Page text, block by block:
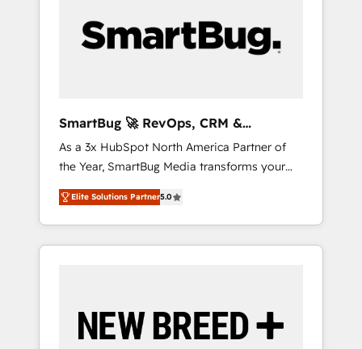
PMOとして主導。「設定の代行ではなく、設計
の責任」を引き受け、部門横断の統合・浸透・
Hubで一体提供。 ▸ 既存CRM・MAからの移行
支援：Salesforce・Marketo・Pardot等からの
移行、カスタム設計、履歴データ移行と活用設
計まで。 ▸ AEO対応：ChatGPT・Perplexity等
のAI検索からの流入・引用を前提にコンテンツ
HubSpotアワード受賞・HUGリーダー ✓
AI活用に関するご相談、現状整理の壁打ちな
ど、構想段階からお気軽にお問い合わせくださ
and Story to stop "accelerating a mess." ⚙️
Elite Engineering & AI Scalable Architecture:
agents, and high-integrity migrations for total
reporting clarity. Security & Compliance: SOC
2 Type I and HIPAA attested for enterprise-
grade data security. 🏆 Why Bluleadz? GTM
OS Partner | 16+ Years Experience | 1,000+
Five-Star Reviews
SmartBug 🚀 RevOps, CRM &
Integration Experts
As a 3x HubSpot North America Partner of
the Year, SmartBug Media transforms your
customer lifecycle into a revenue engine. Our
unified ecosystem includes specialized
divisions Globalia (AI & Software) and Point
Success Media (Paid Media), making this the
by Globalia’s technical development team. -
19 HubSpot-certified trainers to drive
Elite Solutions Partner5.0